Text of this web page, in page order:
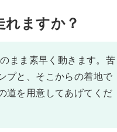
ますか？
まま素早く動きます。苦
プと、そこからの着地で
道を用意してあげてくだ